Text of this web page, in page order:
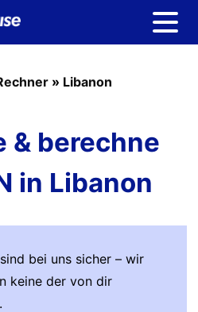
» Libanon
& berechne
in Libanon
bei uns sicher – wir
keine der von dir